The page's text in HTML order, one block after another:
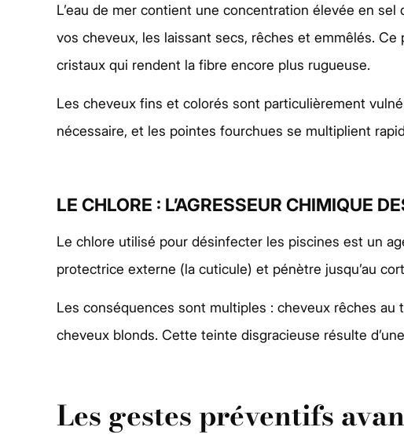
L’eau de mer contient une concentration élevée en
vos cheveux, les laissant secs, rêches et emmêlés. Ce
cristaux qui rendent la fibre encore plus rugueuse.
Les cheveux fins et colorés sont particulièrement
nécessaire, et les pointes fourchues se multiplient
LE CHLORE : L’AGRESSEUR CHIMIQUE
Le chlore utilisé pour désinfecter les piscines est un
protectrice externe (la cuticule) et pénètre jusqu’au
Les conséquences sont multiples : cheveux rêches
cheveux blonds. Cette teinte disgracieuse résulte
Les gestes préventifs